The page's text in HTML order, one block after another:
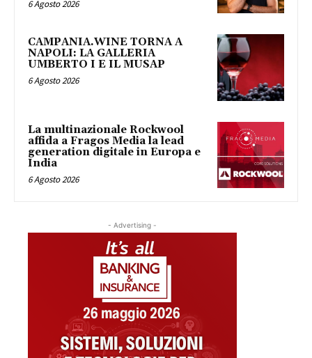
6 Agosto 2026
CAMPANIA.WINE TORNA A
NAPOLI: LA GALLERIA
UMBERTO I E IL MUSAP
6 Agosto 2026
La multinazionale Rockwool
affida a Fragos Media la lead
generation digitale in Europa e
India
6 Agosto 2026
- Advertising -